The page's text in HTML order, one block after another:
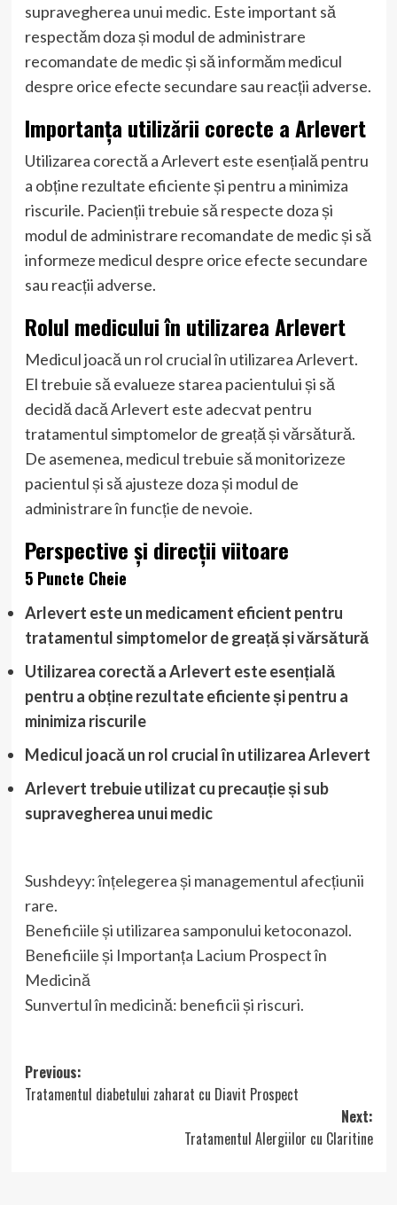
supravegherea unui medic. Este important să
respectăm doza și modul de administrare
recomandate de medic și să informăm medicul
despre orice efecte secundare sau reacții adverse.
Importanța utilizării corecte a Arlevert
Utilizarea corectă a Arlevert este esențială pentru
a obține rezultate eficiente și pentru a minimiza
riscurile. Pacienții trebuie să respecte doza și
modul de administrare recomandate de medic și să
informeze medicul despre orice efecte secundare
sau reacții adverse.
Rolul medicului în utilizarea Arlevert
Medicul joacă un rol crucial în utilizarea Arlevert.
El trebuie să evalueze starea pacientului și să
decidă dacă Arlevert este adecvat pentru
tratamentul simptomelor de greață și vărsătură.
De asemenea, medicul trebuie să monitorizeze
pacientul și să ajusteze doza și modul de
administrare în funcție de nevoie.
Perspective și direcții viitoare
5 Puncte Cheie
Arlevert este un medicament eficient pentru
tratamentul simptomelor de greață și vărsătură
Utilizarea corectă a Arlevert este esențială
pentru a obține rezultate eficiente și pentru a
minimiza riscurile
Medicul joacă un rol crucial în utilizarea Arlevert
Arlevert trebuie utilizat cu precauție și sub
supravegherea unui medic
Sushdeyy: înțelegerea și managementul afecțiunii
rare.
Beneficiile și utilizarea samponului ketoconazol.
Beneficiile și Importanța Lacium Prospect în
Medicină
Sunvertul în medicină: beneficii și riscuri.
Post
navigation
Previous:
Tratamentul diabetului zaharat cu Diavit Prospect
Next:
Tratamentul Alergiilor cu Claritine